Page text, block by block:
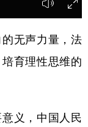
会展
悦读
上市公司
无声力量，法
育理性思维的
义，中国人民